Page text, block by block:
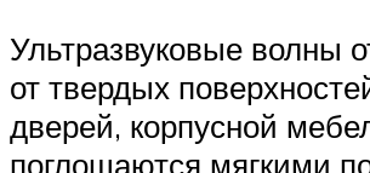
Ультразвуковые волны
от твердых
дверей, корпусной
поглощаются мягкими